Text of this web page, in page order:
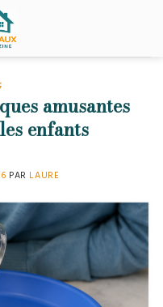
amusantes
enfants
PAR LAURE